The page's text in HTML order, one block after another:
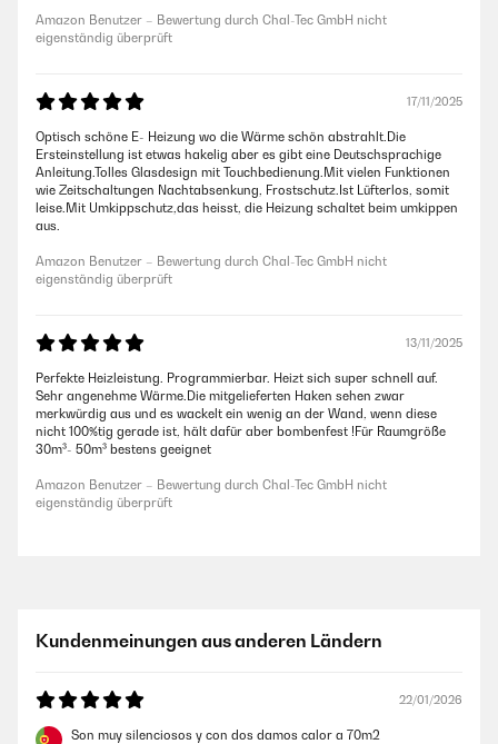
Amazon Benutzer – Bewertung durch Chal-Tec GmbH nicht
eigenständig überprüft
17/11/2025
Optisch schöne E- Heizung wo die Wärme schön abstrahlt.Die
Ersteinstellung ist etwas hakelig aber es gibt eine Deutschsprachige
Anleitung.Tolles Glasdesign mit Touchbedienung.Mit vielen Funktionen
wie Zeitschaltungen Nachtabsenkung, Frostschutz.Ist Lüfterlos, somit
leise.Mit Umkippschutz,das heisst, die Heizung schaltet beim umkippen
aus.
Amazon Benutzer – Bewertung durch Chal-Tec GmbH nicht
eigenständig überprüft
13/11/2025
Perfekte Heizleistung. Programmierbar. Heizt sich super schnell auf.
Sehr angenehme Wärme.Die mitgelieferten Haken sehen zwar
merkwürdig aus und es wackelt ein wenig an der Wand, wenn diese
nicht 100%tig gerade ist, hält dafür aber bombenfest !Für Raumgröße
30m³- 50m³ bestens geeignet
Amazon Benutzer – Bewertung durch Chal-Tec GmbH nicht
eigenständig überprüft
Kundenmeinungen aus anderen Ländern
22/01/2026
Son muy silenciosos y con dos damos calor a 70m2